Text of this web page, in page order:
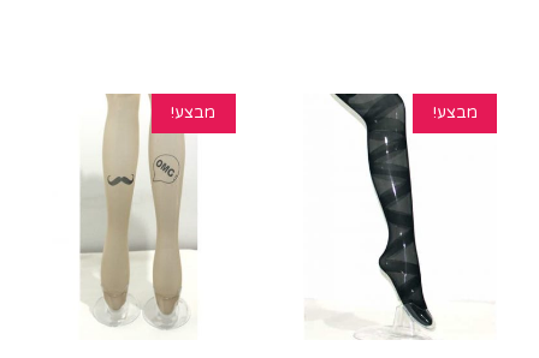
מבצע! מבצע!